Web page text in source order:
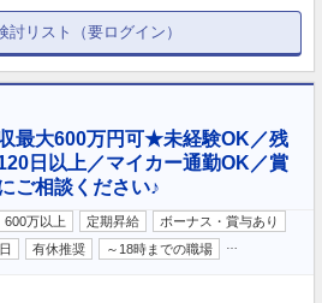
討リスト（要ログイン）
最大600万円可★未経験OK／残
日以上／マイカー通勤OK／賞
ご相談ください♪
600万以上 定期昇給
ボーナス・賞与あり
有休推奨 ～18時までの職場